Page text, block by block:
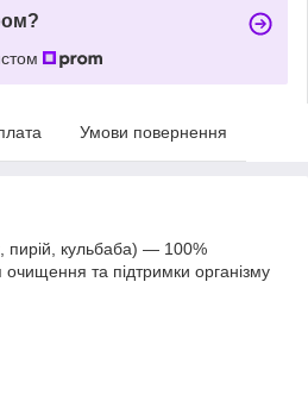
Умови повернення
пирій, кульбаба) — 100%
та підтримки організму